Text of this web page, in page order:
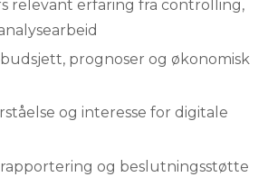
relevant erfaring fra controlling,
prognoser og økonomisk
og interesse for digitale
og beslutningsstøtte